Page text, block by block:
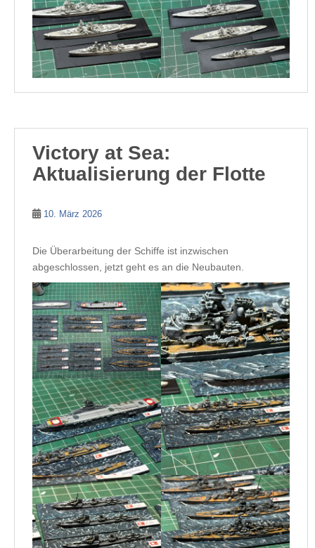
Victory at Sea:
Aktualisierung der Flotte
10. März 2026
Die Überarbeitung der Schiffe ist inzwischen
abgeschlossen, jetzt geht es an die Neubauten.